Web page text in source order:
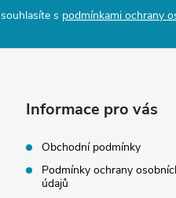
s podmínkami ochrany
Informace pro vás
Obchodní podmínky
Podmínky ochrany
údajů